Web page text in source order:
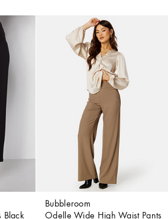
Black
Bubbleroom
Odelle Wide High Waist Pants